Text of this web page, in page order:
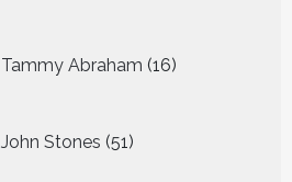
Tammy Abraham 16
producten
John Stones 51
producten